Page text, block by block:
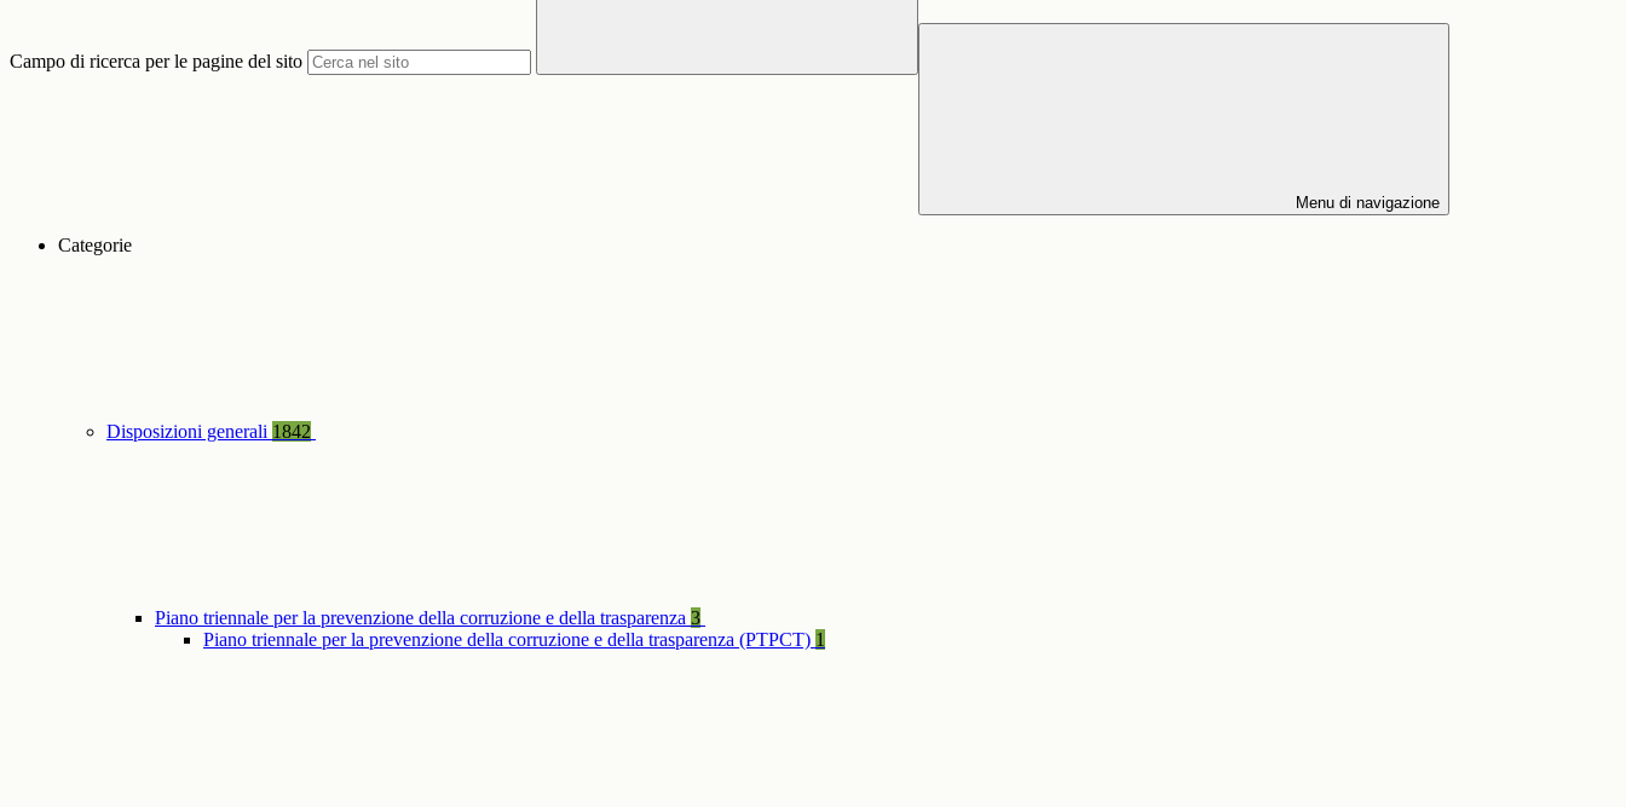
Campo di ricerca per le pagine del sito
Menu di navigazione
Categorie
Disposizioni generali 1842
Piano triennale per la prevenzione della corruzione e della trasparenza 3
Piano triennale per la prevenzione della corruzione e della trasparenza (PTPCT) 1